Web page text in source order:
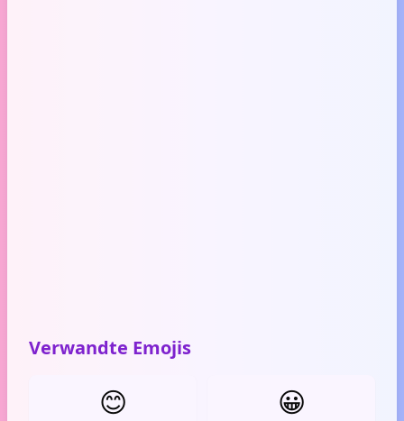
Verwandte Emojis
😊 😀